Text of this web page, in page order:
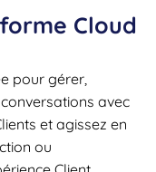
Cloud
pour gérer,
avec
et agissez en
ou